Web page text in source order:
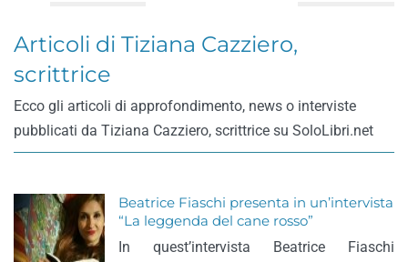
Articoli di Tiziana Cazziero,
scrittrice
Ecco gli articoli di approfondimento, news o interviste
pubblicati da Tiziana Cazziero, scrittrice su SoloLibri.net
Beatrice Fiaschi presenta in un’intervista
“La leggenda del cane rosso”
In quest’intervista Beatrice Fiaschi